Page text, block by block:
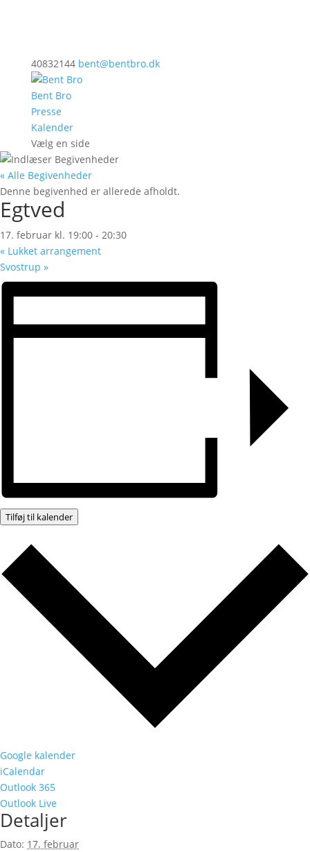
40832144 bent@bentbro.dk
Bent Bro
Presse
Kalender
Vælg en side
« Alle Begivenheder
Denne begivenhed er allerede afholdt.
Egtved
17. februar kl. 19:00 - 20:30
« Lukket arrangement
Svostrup »
Tilføj til kalender
Google kalender
iCalendar
Outlook 365
Outlook Live
Detaljer
Dato: 17. februar